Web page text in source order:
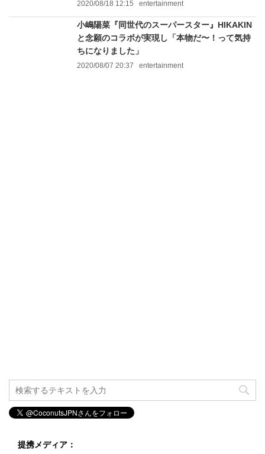
2020/08/18 12:15 entertainment
小嶋陽菜『同世代のスーパースター』HIKAKIN
と念願のコラボが実現し「本物だ〜！って気持
ちになりました」
2020/08/07 20:37 entertainment
提携メディア：